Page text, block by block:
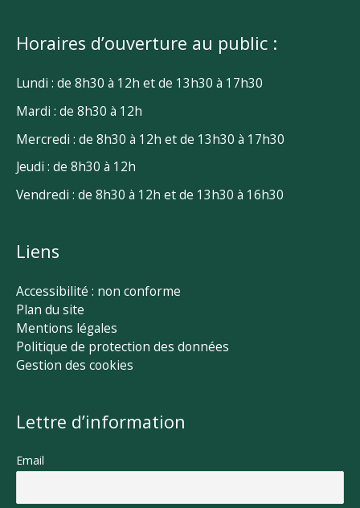
Horaires d’ouverture au public :
Lundi : de 8h30 à 12h et de 13h30 à 17h30
Mardi : de 8h30 à 12h
Mercredi : de 8h30 à 12h et de 13h30 à 17h30
Jeudi : de 8h30 à 12h
Vendredi : de 8h30 à 12h et de 13h30 à 16h30
Liens
Accessibilité : non conforme
Plan du site
Mentions légales
Politique de protection des données
Gestion des cookies
Lettre d’information
Email